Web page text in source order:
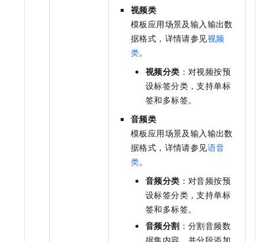
视频类
模板应用场景及输入输出数
据格式，详情请参见视频
类。
视频分类 ：对视频按预
设标签分类，支持单标
签和多标签。
音频类
模板应用场景及输入输出数
据格式，详情请参见语音
类。
音频分类 ：对音频按预
设标签分类，支持单标
签和多标签。
音频分割 ：分割音频数